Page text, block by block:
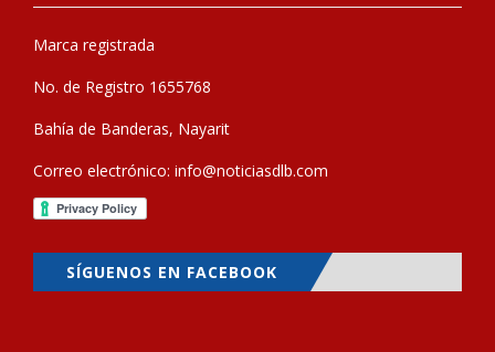
Marca registrada
No. de Registro 1655768
Bahía de Banderas, Nayarit
Correo electrónico: info@noticiasdlb.com
SÍGUENOS EN FACEBOOK